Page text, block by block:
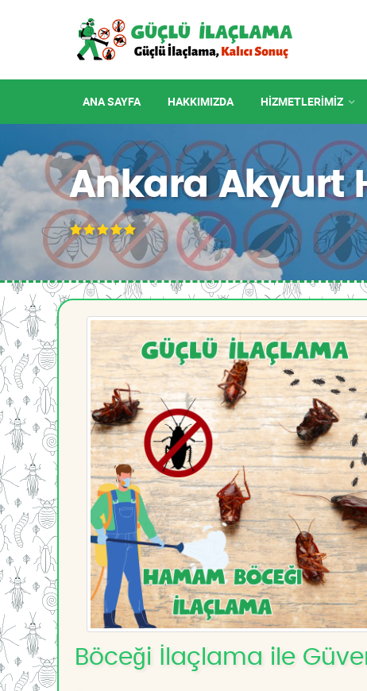
ANA SAYFA HAKKIMIZDA HIZMETLERIMIZ
Ankara Akyurt
Böceği İlaçlama ile